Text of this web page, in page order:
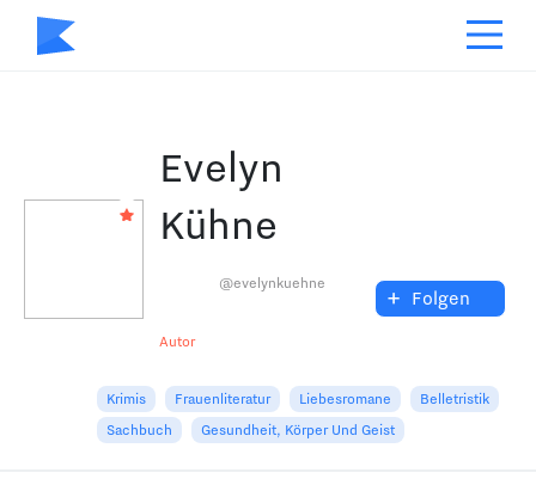
Evelyn
Kühne
Autor
@evelynkuehne + Folgen
Krimis Frauenliteratur Liebesromane
Belletristik
Sachbuch
Gesundheit, Körper Und Geist